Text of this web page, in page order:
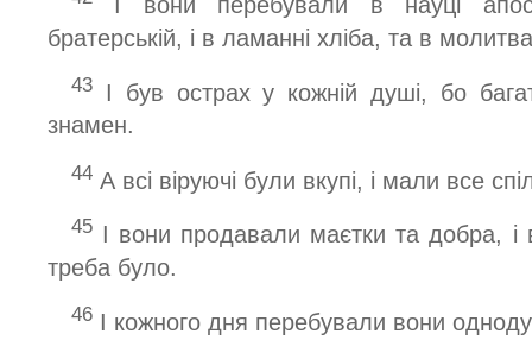
братерській, і в ламанні хліба, та в
43 І був острах у кожній душі, бо
знамен.
44 А всі віруючі були вкупі, і мали все
45 І вони продавали маєтки та добра, і
треба було.
46 І кожного дня перебували вони